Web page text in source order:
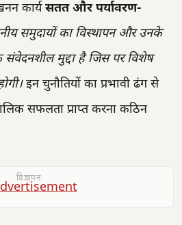
कार्यसतत और पर्यावरण-
समुदायों का विस्थापन और उनके
संवेदनशील मुद्दा है जिस पर विशेष
इन चुनौतियों का प्रभावी ढंग से
सफलता प्राप्त करना कठिन
विज्ञापन